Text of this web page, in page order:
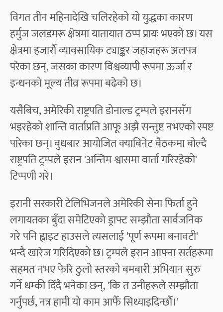
विगत तीन महिनादेखि चलिरहेको यो युद्धका कारण
हर्मुज जलडमरू क्षेत्रमा यातायात ठप्प प्रायः भएको छ। यस
क्षेत्रमा हजारौँ व्यावसायिक ट्याङ्कर जहाजहरू अलपत्र
परेका छन्, जसका कारण विश्वव्यापी रूपमा ऊर्जा र
इन्धनको मूल्य तीव्र रूपमा बढेको छ।
यसैबिच, अमेरिकी राष्ट्रपति डोनाल्ड ट्रम्पले इरानसँग
भइरहेको शान्ति वार्ताप्रति आफू अझै सन्तुष्ट नभएको स्पष्ट
पारेका छन्। बुधबार आयोजित क्याबिनेट बैठकमा बोल्दै
राष्ट्रपति ट्रम्पले इरान 'अन्तिम श्वासमा वार्ता गरिरहेको'
टिप्पणी गरे।
इरानी सरकारी टेलिभिजनले अमेरिकी सेना फिर्ता हुने
लगायतका बुँदा समेटिएको ड्राफ्ट सम्झौता सार्वजनिक
गरे पनि ह्वाइट हाउसले त्यसलाई 'पूर्ण रूपमा बनावटी'
भन्दै खारेज गरिदिएको छ। ट्रम्पले इरान आफ्ना सर्तहरूमा
सहमत नभए फेरि ठुलो स्तरको बमबारी अभियान सुरु
गर्ने धम्की दिँदै भनेका छन्, 'कि त उनीहरूले सम्झौता
गर्नुपर्छ, नत्र हामी यो काम आफैँ सिध्याइदिन्छौँ।'